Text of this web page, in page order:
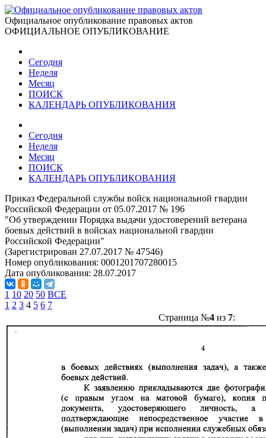
Официальное опубликование правовых актов
ОФИЦИАЛЬНОЕ ОПУБЛИКОВАНИЕ
Сегодня
Неделя
Месяц
ПОИСК
КАЛЕНДАРЬ ОПУБЛИКОВАНИЯ
Сегодня
Неделя
Месяц
ПОИСК
КАЛЕНДАРЬ ОПУБЛИКОВАНИЯ
Приказ Федеральной службы войск национальной гвардии
Российской Федерации от 05.07.2017 № 196
"Об утверждении Порядка выдачи удостоверений ветерана
боевых действий в войсках национальной гвардии
Российской Федерации"
(Зарегистрирован 27.07.2017 № 47546)
Номер опубликования: 0001201707280015
Дата опубликования: 28.07.2017
1 10 20 50 ВСЕ
1 2 3 4 5 6 7
Страница №4из 7: